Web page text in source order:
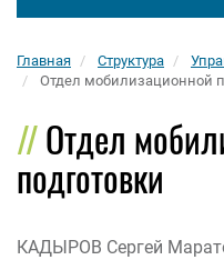
Главная Структура
Отдел мобилизационной
Отдел
подготовки
КАДЫРОВ Сергей